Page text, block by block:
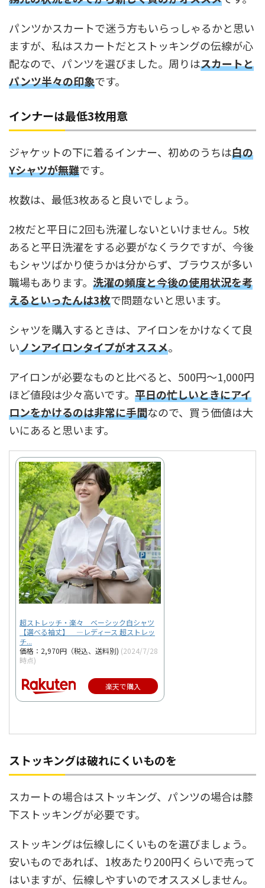
パンツかスカートで迷う方もいらっしゃるかと思い
ますが、私はスカートだとストッキングの伝線が心
配なので、パンツを選びました。周りはスカートと
パンツ半々の印象です。
インナーは最低3枚用意
ジャケットの下に着るインナー、初めのうちは白の
Yシャツが無難です。
枚数は、最低3枚あると良いでしょう。
2枚だと平日に2回も洗濯しないといけません。5枚
あると平日洗濯をする必要がなくラクですが、今後
もシャツばかり使うかは分からず、ブラウスが多い
職場もあります。 洗濯の頻度と今後の使用状況を考
えるといったんは3枚で問題ないと思います。
シャツを購入するときは、アイロンをかけなくて良
いノンアイロンタイプがオススメ。
アイロンが必要なものと比べると、500円～1,000円
ほど値段は少々高いです。 平日の忙しいときにアイ
ロンをかけるのは非常に手間なので、買う価値は大
いにあると思います。
超ストレッチ・楽々 ベーシック白シャツ
【選べる袖丈】 —レディース 超ストレッ
チ...
価格：2,970円（税込、送料別) (2024/7/28
時点)
楽天で購入
ストッキングは破れにくいものを
スカートの場合はストッキング、パンツの場合は膝
下ストッキングが必要です。
ストッキングは伝線しにくいものを選びましょう。
安いものであれば、1枚あたり200円くらいで売って
はいますが、伝線しやすいのでオススメしません。